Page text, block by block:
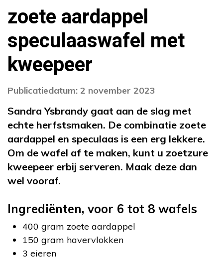
zoete aardappel
speculaaswafel met
kweepeer
Publicatiedatum: 2 november 2023
Sandra Ysbrandy gaat aan de slag met
echte herfstsmaken. De combinatie zoete
aardappel en speculaas is een erg lekkere.
Om de wafel af te maken, kunt u zoetzure
kweepeer erbij serveren. Maak deze dan
wel vooraf.
Ingrediënten, voor 6 tot 8 wafels
400 gram zoete aardappel
150 gram havervlokken
3 eieren